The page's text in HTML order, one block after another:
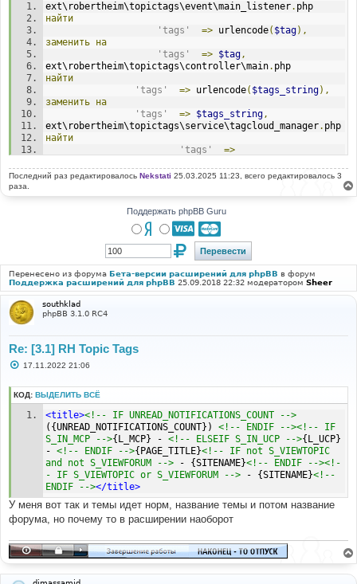
ext\robertheim\topictags\event\main_listener. php
найти
'tags'
=> urlencode( $tag),
заменить на
'tags'
=> $tag,
ext\robertheim\topictags\controller\main. php
найти
'tags'
=> urlencode( $tags_string),
заменить на
'tags'
=> $tags_string,
ext\robertheim\topictags\service\tagcloud_manager. php
найти
'tags'
=>
заменить на
Последний раз редактировалось Nekstati 25.03.2025 11:23, всего редактировалось 3
раза.
Поддержать phpBB Guru
Перенесено из форума Бета-версии расширений для phpBB в форум
Поддержка расширений для phpBB 25.09.2018 22:32 модератором Sheer
southklad
phpBB 3.1.0 RC4
Re: [3.1] RH Topic Tags
С
б
щ
17.11.2022 21:06
КОД: ВЫДЕЛИТЬ ВСЁ
<title><!-- IF UNREAD_NOTIFICATIONS_COUNT -->
({UNREAD_NOTIFICATIONS_COUNT}) <!-- ENDIF --><!-- IF
S_IN_MCP -->{L_MCP} - <!-- ELSEIF S_IN_UCP -->{L_UCP}
- <!-- ENDIF -->{PAGE_TITLE}<!-- IF not S_VIEWTOPIC
and not S_VIEWFORUM --> - {SITENAME}<!-- ENDIF --><!-
- IF S_VIEWTOPIC or S_VIEWFORUM --> - {SITENAME}<!--
ENDIF --></title>
У меня вот так и темы идет норм, название темы и потом название
форума, но почему то в расширении наоборот